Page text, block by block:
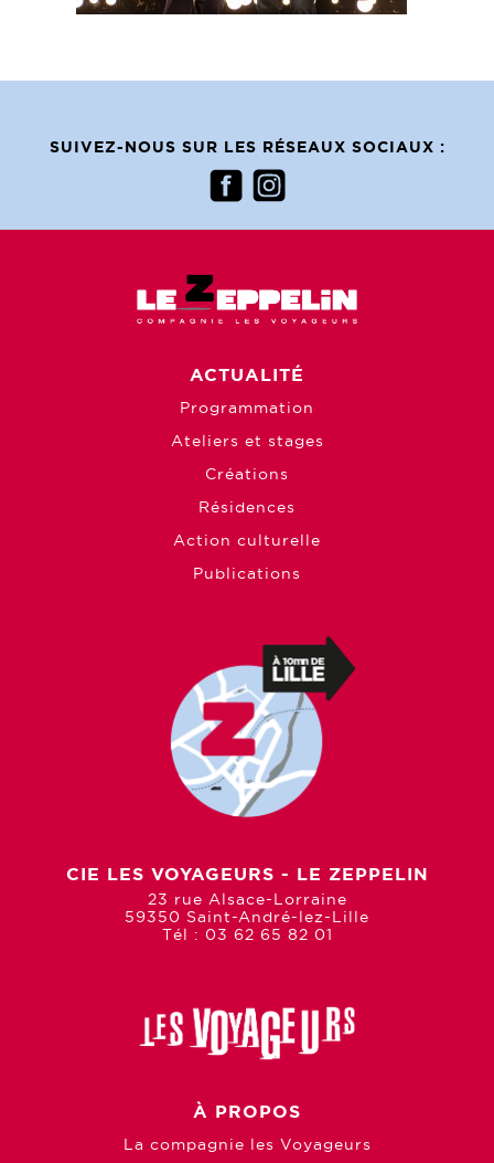
SUIVEZ-NOUS SUR LES RÉSEAUX SOCIAUX :
ACTUALITÉ
Programmation
Ateliers et stages
Créations
Résidences
Action culturelle
Publications
CIE LES VOYAGEURS - LE ZEPPELIN
23 rue Alsace-Lorraine
59350 Saint-André-lez-Lille
Tél : 03 62 65 82 01
À PROPOS
La compagnie les Voyageurs